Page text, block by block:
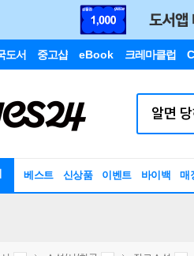
도서 중고샵 eBook 크레마클럽
베스트 신상품 이벤트 바이백 매